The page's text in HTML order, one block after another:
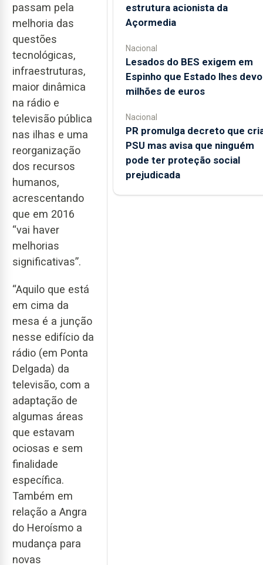
passam pela
melhoria das
questões
tecnológicas,
infraestruturas,
maior dinâmica
na rádio e
televisão pública
nas ilhas e uma
reorganização
dos recursos
humanos,
acrescentando
que em 2016
“vai haver
melhorias
significativas”.
“Aquilo que está
em cima da
mesa é a junção
nesse edifício da
rádio (em Ponta
Delgada) da
televisão, com a
adaptação de
algumas áreas
que estavam
ociosas e sem
finalidade
específica.
Também em
relação a Angra
do Heroísmo a
mudança para
novas
estrutura acionista da
Açormedia
Nacional
Lesados do BES exigem em
Espinho que Estado lhes
milhões de euros
Nacional
PR promulga decreto que
PSU mas avisa que ninguém
pode ter proteção social
prejudicada